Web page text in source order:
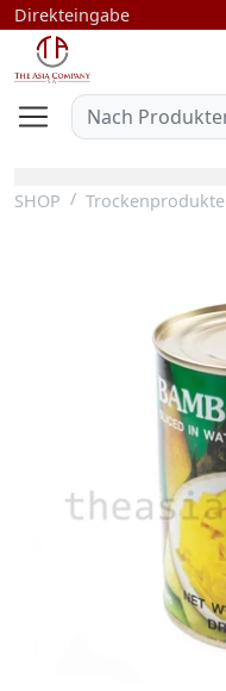
Direkteingabe
SHOP Trockenprodukte